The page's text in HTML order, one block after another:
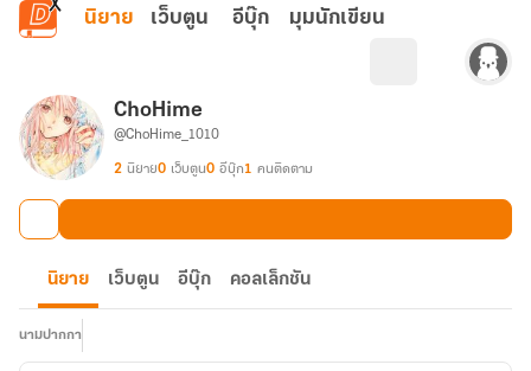
ข้ามไปยังเนื้อหาหลัก
นิยาย เว็บตูน อีบุ๊ก มุมนักเขียน
ChoHime
@ChoHime_1010
2 นิยาย0 เว็บตูน0 อีบุ๊ก1 คนติดตาม
นิยาย เว็บตูน อีบุ๊ก คอลเล็กชัน
นามปากกา